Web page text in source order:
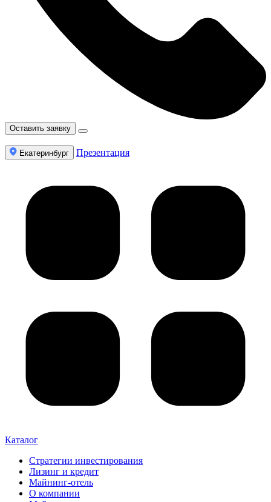
Оставить заявку
Екатеринбург Презентация
Каталог
Стратегии инвестирования
Лизинг и кредит
Майнинг-отель
О компании